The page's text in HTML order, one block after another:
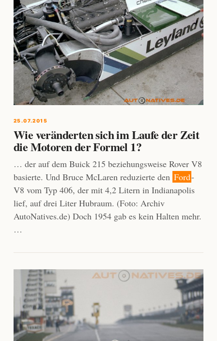
25.07.2015
Wie veränderten sich im Laufe der Zeit
die Motoren der Formel 1?
… der auf dem Buick 215 beziehungsweise Rover V8
basierte. Und Bruce McLaren reduzierte den Ford-
V8 vom Typ 406, der mit 4,2 Litern in Indianapolis
lief, auf drei Liter Hubraum. (Foto: Archiv
AutoNatives.de) Doch 1954 gab es kein Halten mehr.
…